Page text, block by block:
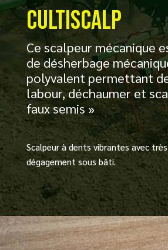
CULTISCALP
Ce scalpeur mécanique
de désherbage
polyvalent permettant
labour, déchaumer et
faux semis »
Scalpeur à dents vibrantes avec
dégagement sous bâti.